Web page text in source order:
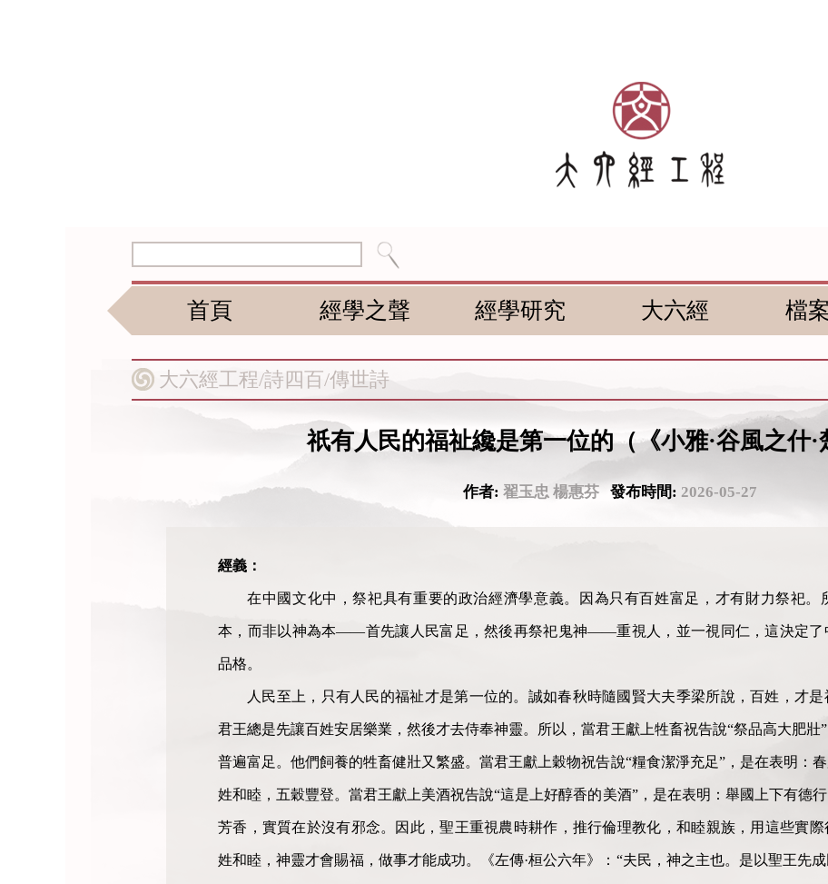
首頁 經學之聲 經學研究 大六經 檔
大六經工程/詩四百/傳世詩
祇有人民的福祉纔是第一位的（《小雅·谷風之什·
作者: 翟玉忠 楊惠芬 發布時間: 2026-05-27
經義：
在中國文化中，祭祀具有重要的政治經濟學意義。因為只有百姓富足，才有財力祭祀。
本，而非以神為本——首先讓人民富足，然後再祭祀鬼神——重視人，並一視同仁，這決定了
品格。
人民至上，只有人民的福祉才是第一位的。誠如春秋時隨國賢大夫季梁所說，百姓，才
君王總是先讓百姓安居樂業，然後才去侍奉神靈。所以，當君王獻上牲畜祝告說“祭品高大肥壯
普遍富足。他們飼養的牲畜健壯又繁盛。當君王獻上穀物祝告說“糧食潔淨充足”，是在表明：
姓和睦，五穀豐登。當君王獻上美酒祝告說“這是上好醇香的美酒”，是在表明：舉國上下有德
芳香，實質在於沒有邪念。因此，聖王重視農時耕作，推行倫理教化，和睦親族，用這些實
姓和睦，神靈才會賜福，做事才能成功。《左傳·桓公六年》：“夫民，神之主也。是以聖王先